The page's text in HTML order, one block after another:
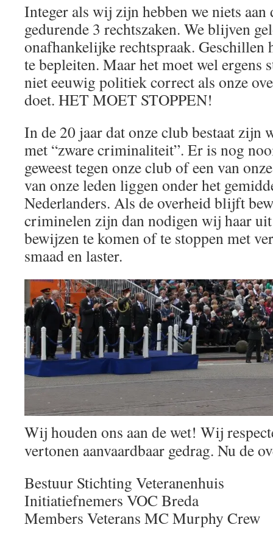
Integer als wij zijn hebben we niets aan
gedurende 3 rechtszaken. We blijven
onafhankelijke rechtspraak. Geschillen
te bepleiten. Maar het moet wel ergens
niet eeuwig politiek correct als onze
doet. HET MOET STOPPEN!
In de 20 jaar dat onze club bestaat
met “zware criminaliteit”. Er is nog
geweest tegen onze club of een van
van onze leden liggen onder het
Nederlanders. Als de overheid blijft
criminelen zijn dan nodigen wij haar uit
bewijzen te komen of te stoppen met
smaad en laster.
Wij houden ons aan de wet! Wij
vertonen aanvaardbaar gedrag. Nu de
Bestuur Stichting Veteranenhuis
Initiatiefnemers VOC Breda
Members Veterans MC Murphy Crew